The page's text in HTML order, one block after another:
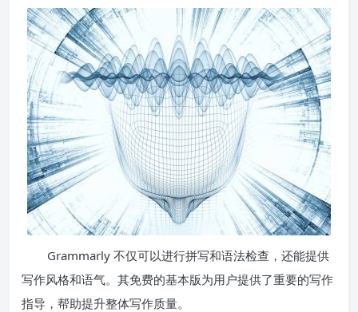
Grammarly 不仅可以进行拼写和语法检查，还能提供
写作风格和语气。其免费的基本版为用户提供了重要的写作
指导，帮助提升整体写作质量。